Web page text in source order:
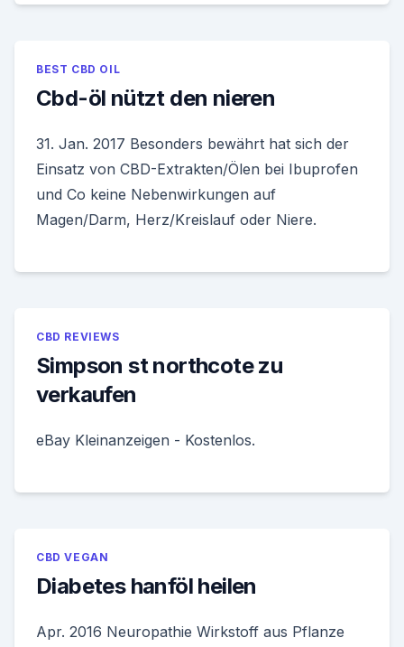
BEST CBD OIL
Cbd-öl nützt den nieren
31. Jan. 2017 Besonders bewährt hat sich der
Einsatz von CBD-Extrakten/Ölen bei Ibuprofen
und Co keine Nebenwirkungen auf
Magen/Darm, Herz/Kreislauf oder Niere.
CBD REVIEWS
Simpson st northcote zu
verkaufen
eBay Kleinanzeigen - Kostenlos.
CBD VEGAN
Diabetes hanföl heilen
Apr. 2016 Neuropathie Wirkstoff aus Pflanze